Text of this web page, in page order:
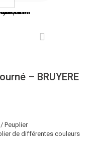
– BRUYERE
Peuplier
de différentes couleurs